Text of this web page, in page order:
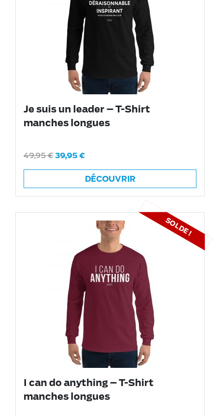
Je suis un leader – T-Shirt
manches longues
49,95€39,95€
DÉCOUVRIR
SOLDE !
I can do anything – T-Shirt
manches longues